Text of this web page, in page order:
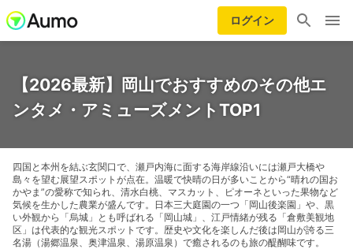
ログイン
【2026最新】岡山でおすすめのその他エ
ンタメ・アミューズメントTOP1
四国と本州を結ぶ玄関口で、瀬戸内海に面する海岸線沿いには瀬戸大橋や
島々を望む展望スポットが点在。温暖で快晴の日が多いことから“晴れの国お
かやま”の愛称で知られ、清水白桃、マスカット、ピオーネといった果物など
気候を生かした農業が盛んです。日本三大庭園の一つ「岡山後楽園」や、黒
い外観から「烏城」とも呼ばれる「岡山城」、江戸情緒が残る「倉敷美観地
区」は代表的な観光スポットです。歴史や文化を楽しんだ後は岡山が誇る三
名湯（湯郷温泉、奥津温泉、湯原温泉）で癒されるのも旅の醍醐味です。